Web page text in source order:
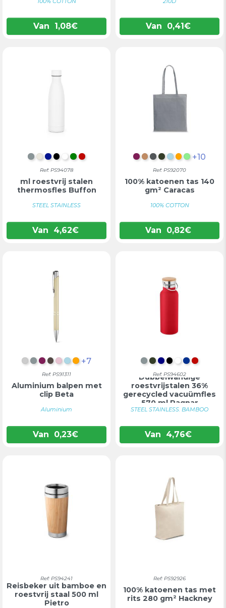
Van 1,08€ Van 0,41€
SATIJN CHROOM
CHAMPAGNE
KONINGSBLAUW
ZWART
WITGROEN
ROOD
Ref: PS94078
ml roestvrij stalen
thermosfles Buffon
STEEL STAINLESS
Van 4,62€
BORDEAUX
LICHTBRUIN
DONKERGRIJS
LEGERGROEN
LICHTBLAUW
ORANJE
+10
Ref: PS92070
100% katoenen tas 140
gm² Caracas
100% COTTON
Van 0,82€
VERCHROOMD
SATIJN CHROOM
BORDEAUX
GUN METAL
LICHTROZE
LICHTBLAUW
ORANJE
+7
Ref: PS91311
Aluminium balpen met
clip Beta
Aluminium
Van 0,23€
SATIJN CHROOM
LEGERGROEN
ZWART
WITBLAUW
ROOD
Ref: PS94602
Dubbelwandige
roestvrijstalen 36%
gerecycled vacuümfles
570 ml Ragnar
STEEL STAINLESS. BAMBOO
Van 4,76€
Ref: PS94241
Reisbeker uit bamboe en
roestvrij staal 500 ml
Pietro
Ref: PS92926
100% katoenen tas met
rits 280 gm² Hackney